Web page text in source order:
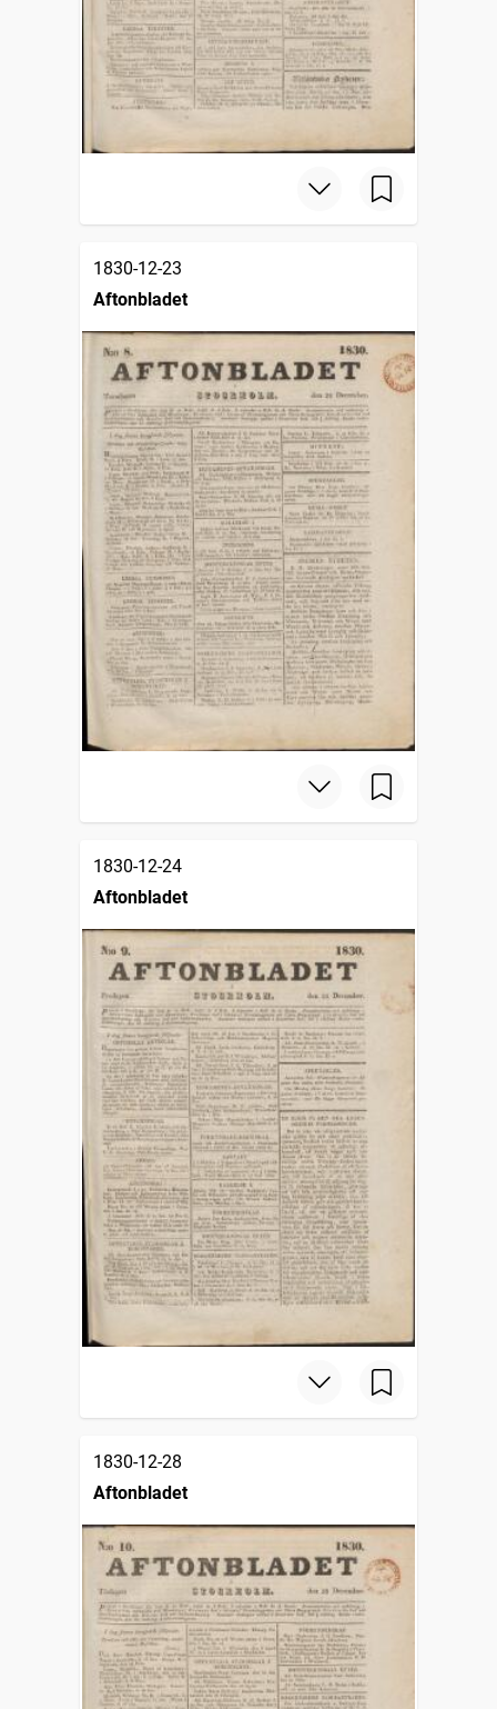
1830-12-23
Aftonbladet
1830-12-24
Aftonbladet
1830-12-28
Aftonbladet